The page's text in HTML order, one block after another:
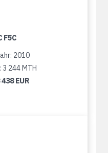
F5C
2010
244 MTH
438 EUR